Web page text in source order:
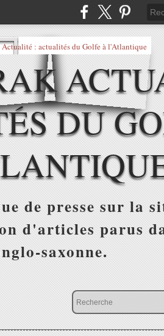
DU
de presse sur la
d'articles parus
saxonne.